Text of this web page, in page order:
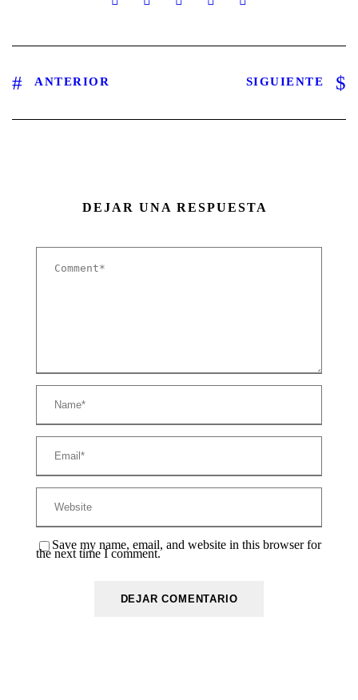
ANTERIOR SIGUIENTE
DEJAR UNA RESPUESTA
Save my name, email, and website in this browser for
the next time I comment.